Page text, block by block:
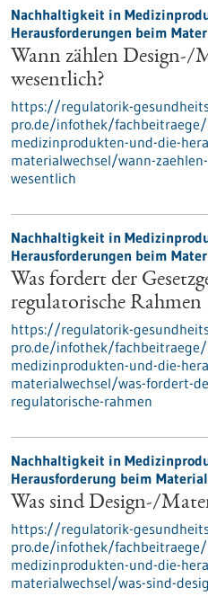
Nachhaltigkeit in
Herausforderungen beim
Wann zählen Design-/
wesentlich?
https://regulatorik-
pro.de/infothek/
medizinprodukten-und-die-
materialwechsel/wann-
wesentlich
Nachhaltigkeit in
Herausforderungen beim
Was fordert der
regulatorische Rahmen
https://regulatorik-
pro.de/infothek/
medizinprodukten-und-die-
materialwechsel/was-fordert-
regulatorische-rahmen
Nachhaltigkeit in
Herausforderung beim
Was sind Design-/
https://regulatorik-
pro.de/infothek/
medizinprodukten-und-die-
materialwechsel/was-sind-